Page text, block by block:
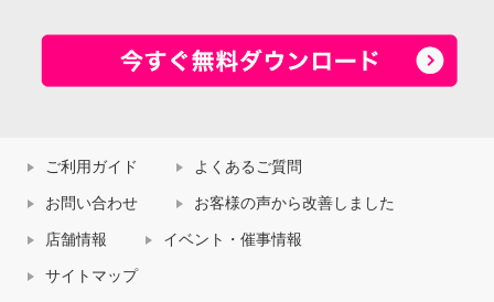
ご利用ガイド よくあるご質問
お問い合わせ お客様の声から改善しました
店舗情報 イベント・催事情報
サイトマップ